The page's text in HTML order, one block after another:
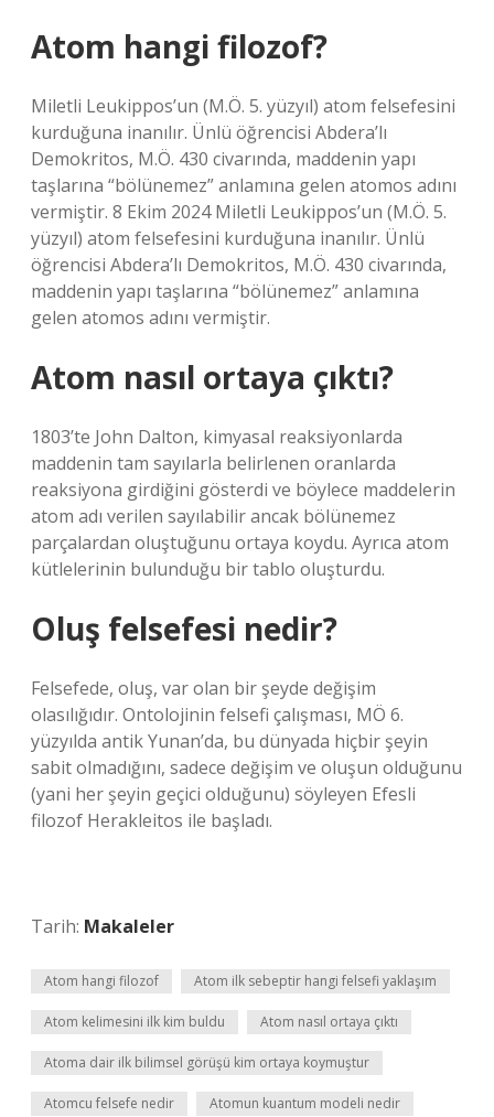
Atom hangi filozof?
Miletli Leukippos’un (M.Ö. 5. yüzyıl) atom felsefesini
kurduğuna inanılır. Ünlü öğrencisi Abdera’lı
Demokritos, M.Ö. 430 civarında, maddenin yapı
taşlarına “bölünemez” anlamına gelen atomos adını
vermiştir. 8 Ekim 2024 Miletli Leukippos’un (M.Ö. 5.
yüzyıl) atom felsefesini kurduğuna inanılır. Ünlü
öğrencisi Abdera’lı Demokritos, M.Ö. 430 civarında,
maddenin yapı taşlarına “bölünemez” anlamına
gelen atomos adını vermiştir.
Atom nasıl ortaya çıktı?
1803’te John Dalton, kimyasal reaksiyonlarda
maddenin tam sayılarla belirlenen oranlarda
reaksiyona girdiğini gösterdi ve böylece maddelerin
atom adı verilen sayılabilir ancak bölünemez
parçalardan oluştuğunu ortaya koydu. Ayrıca atom
kütlelerinin bulunduğu bir tablo oluşturdu.
Oluş felsefesi nedir?
Felsefede, oluş, var olan bir şeyde değişim
olasılığıdır. Ontolojinin felsefi çalışması, MÖ 6.
yüzyılda antik Yunan’da, bu dünyada hiçbir şeyin
sabit olmadığını, sadece değişim ve oluşun olduğunu
(yani her şeyin geçici olduğunu) söyleyen Efesli
filozof Herakleitos ile başladı.
Tarih: Makaleler
Atom hangi filozof Atom ilk sebeptir hangi felsefi yaklaşım
Atom kelimesini ilk kim buldu Atom nasıl ortaya çıktı
Atoma dair ilk bilimsel görüşü kim ortaya koymuştur
Atomcu felsefe nedir Atomun kuantum modeli nedir